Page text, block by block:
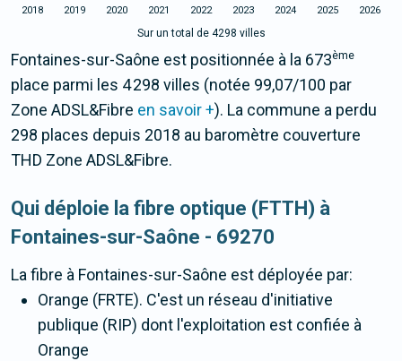
2018 2019 2020 2021 2022 2023 2024 2025 2026
Sur un total de 4298 villes
Fontaines-sur-Saône est positionnée à la 673ème
place parmi les 4 298 villes (notée 99,07/100 par
Zone ADSL&Fibre en savoir +). La commune a perdu
298 places depuis 2018 au baromètre couverture
THD Zone ADSL&Fibre.
Qui déploie la fibre optique (FTTH) à
Fontaines-sur-Saône - 69270
La fibre à Fontaines-sur-Saône est déployée par:
Orange (FRTE). C'est un réseau d'initiative
publique (RIP) dont l'exploitation est confiée à
Orange